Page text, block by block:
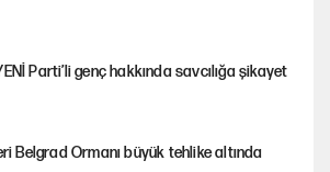
Parti’li genç hakkında savcılığa şikayet
Belgrad Ormanı büyük tehlike altında